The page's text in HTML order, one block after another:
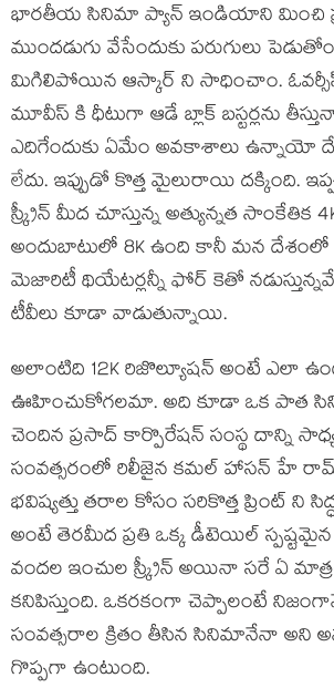
భారతీయ సినిమా ప్యాన్ ఇండియాని మించి
ముందడుగు వేసేందుకు పరుగులు
మిగిలిపోయిన ఆస్కార్ ని సాధించాం.
మూవీస్ కి ధీటుగా ఆడే బ్లాక్ బస్టర్లను
ఎదిగేందుకు ఏమేం అవకాశాలు ఉన్నాయో
లేదు. ఇప్పుడో కొత్త మైలురాయి దక్కింది.
స్క్రీన్ మీద చూస్తున్న అత్యున్నత సాంకేతిక
అందుబాటులో 8K ఉంది కానీ మన
మెజారిటీ థియేటర్లన్నీ ఫోర్ కెతో
టీవీలు కూడా వాడుతున్నాయి.
అలాంటిది 12K రిజొల్యూషన్ అంటే ఎలా
ఊహించుకోగలమా. అది కూడా ఒక పాత
చెందిన ప్రసాద్ కార్పొరేషన్ సంస్థ దాన్ని
సంవత్సరంలో రిలీజైన కమల్ హాసన్ హే రామ్
భవిష్యత్తు తరాల కోసం సరికొత్త ప్రింట్ ని
అంటే తెరమీద ప్రతి ఒక్క డీటెయిల్
వందల ఇంచుల స్క్రీన్ అయినా సరే ఏ
కనిపిస్తుంది. ఒకరకంగా చెప్పాలంటే
సంవత్సరాల క్రితం తీసిన సినిమానేనా అని
గొప్పగా ఉంటుంది.